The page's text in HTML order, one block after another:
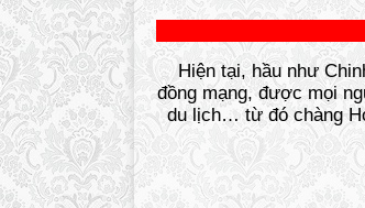
Hiện tại, hầu như
đồng mạng, được mọi
du lịch… từ đó chàng